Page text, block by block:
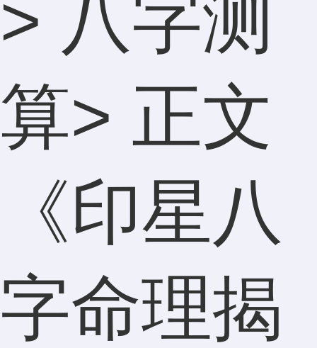
> 八字测
算> 正文
《印星八
字命理揭